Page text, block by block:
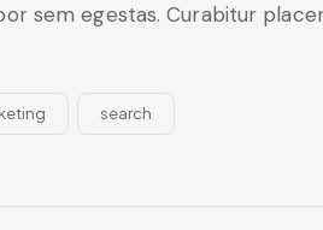
sem egestas. Curabitur
search